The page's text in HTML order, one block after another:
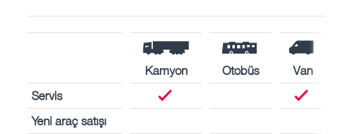
Kamyon Otobüs
Van
Servis
Yeni araç satışı